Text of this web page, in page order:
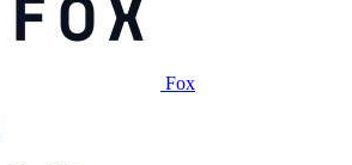
Fox